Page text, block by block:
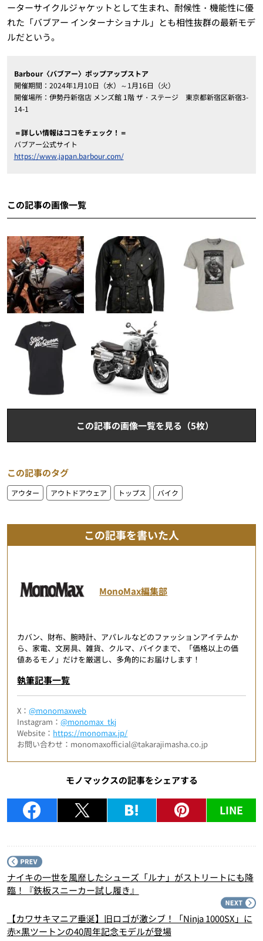
ーターサイクルジャケットとして生まれ、耐候性・機能性に優
れた「バブアー インターナショナル」とも相性抜群の最新モデ
ルだという。
Barbour〈バブアー〉ポップアップストア
開催期間：2024年1月10日（水）～1月16日（火）
開催場所：伊勢丹新宿店 メンズ館 1階 ザ・ステージ 東京都新宿区新宿3-
14-1
＝詳しい情報はココをチェック！＝
バブアー公式サイト
https://www.japan.barbour.com/
この記事の画像一覧
この記事の画像一覧を見る（5枚）
この記事のタグ
アウター アウトドアウェア トップス バイク
この記事を書いた人
MonoMax編集部
カバン、財布、腕時計、アパレルなどのファッションアイテムか
ら、家電、文房具、雑貨、クルマ、バイクまで、「価格以上の価
値あるモノ」だけを厳選し、多角的にお届けします！
執筆記事一覧
X：@monomaxweb
Instagram：@monomax_tkj
Website： https://monomax.jp/
お問い合わせ：monomaxofficial@takarajimasha.co.jp
モノマックスの記事をシェアする
LINE
ナイキの一世を風靡したシューズ「ルナ」がストリートにも降
臨！『鉄板スニーカー試し履き』
【カワサキマニア垂涎】旧ロゴが激シブ！「Ninja 1000SX」に
赤×黒ツートンの40周年記念モデルが登場